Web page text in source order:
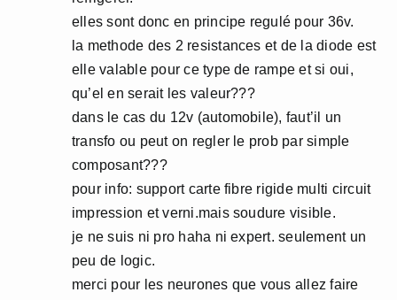
elles sont donc en principe regulé pour 36v.
la methode des 2 resistances et de la diode est
elle valable pour ce type de rampe et si oui,
qu’el en serait les valeur???
dans le cas du 12v (automobile), faut’il un
transfo ou peut on regler le prob par simple
composant???
pour info: support carte fibre rigide multi circuit
impression et verni.mais soudure visible.
je ne suis ni pro haha ni expert. seulement un
peu de logic.
merci pour les neurones que vous allez faire